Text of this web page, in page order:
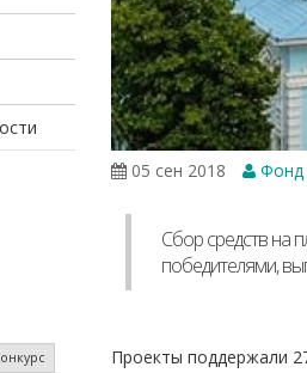
05 сен 2018 Фонд
Сбор средств на
победителями,
Проекты поддержали